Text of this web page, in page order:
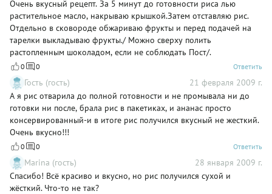
Очень вкусный рецепт. За 5 минут до готовности риса лью
растительное масло, накрываю крышкой.Затем отставляю рис.
Отдельно в сковороде обжариваю фрукты и перед подачей на
тарелки выкладываю фрукты./ Можно сверху полить
растопленным шоколадом, если не соблюдать Пост/.
0 0 Ответить
Гость (гость)
21 февраля 2009 г.
А я рис отварила до полной готовности и не промывала ни до
готовки ни после, брала рис в пакетиках, и ананас просто
консервированный-и в итоге рис получился вкусный не жесткий.
Очень вкусно!!!
0 0 Ответить
Marina (гость)
28 января 2009 г.
Спасибо! Всё красиво и вкусно, но рис получился сухой и
жёсткий. Что-то не так?